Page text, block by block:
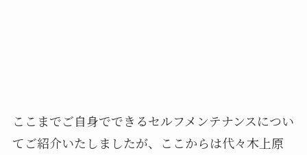
ここまでご自身でできるセルフメンテナンスについ
てご紹介いたしましたが、ここからは代々木上原